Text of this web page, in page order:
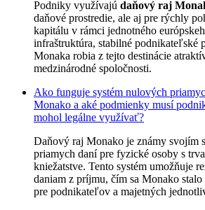
Podniky využívajú daňový raj
daňové prostredie, ale aj pre rýchly
kapitálu v rámci jednotného
infraštruktúra, stabilné podnikateľské
Monaka robia z tejto destinácie
medzinárodné spoločnosti.
Ako funguje systém nulových
Monako a aké podmienky musí
mohol legálne využívať?
Daňový raj Monako je známy svojím
priamych daní pre fyzické osoby s
kniežatstve. Tento systém umožňuje
daniam z príjmu, čím sa Monako
pre podnikateľov a majetných